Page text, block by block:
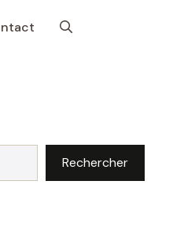
Rechercher